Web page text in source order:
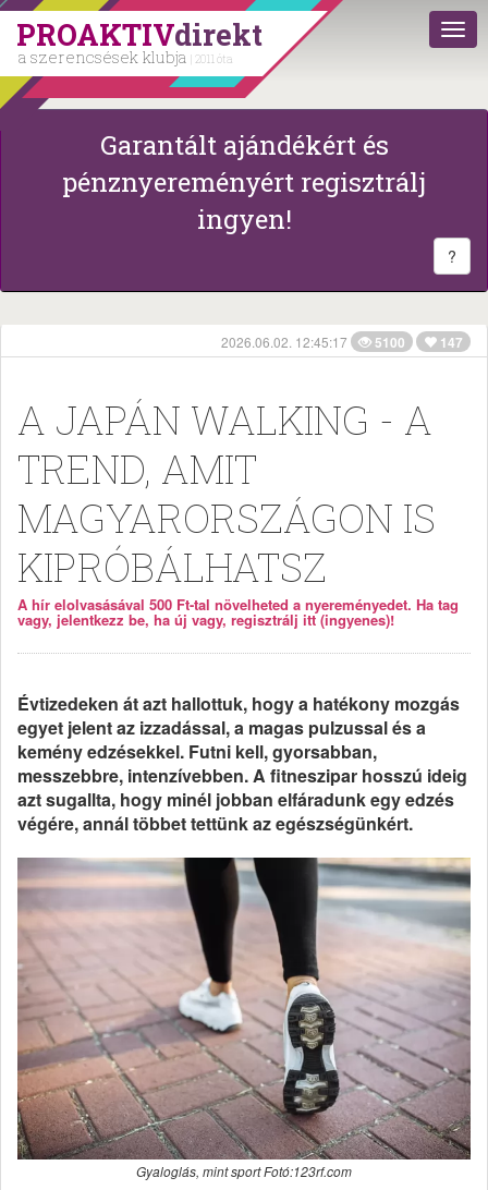
PROAKTIVdirekt
a szerencsések klubja | 2011 óta
Garantált ajándékért és
pénznyereményért regisztrálj
ingyen!
?
2026.06.02. 12:45:17 5100 147
A JAPÁN WALKING - A
TREND, AMIT
MAGYARORSZÁGON IS
KIPRÓBÁLHATSZ
A hír elolvasásával 500 Ft-tal növelheted a nyereményedet. Ha tag
vagy, jelentkezz be, ha új vagy, regisztrálj itt (ingyenes)!
Évtizedeken át azt hallottuk, hogy a hatékony mozgás
egyet jelent az izzadással, a magas pulzussal és a
kemény edzésekkel. Futni kell, gyorsabban,
messzebbre, intenzívebben. A fitneszipar hosszú ideig
azt sugallta, hogy minél jobban elfáradunk egy edzés
végére, annál többet tettünk az egészségünkért.
Gyaloglás, mint sport Fotó:123rf.com